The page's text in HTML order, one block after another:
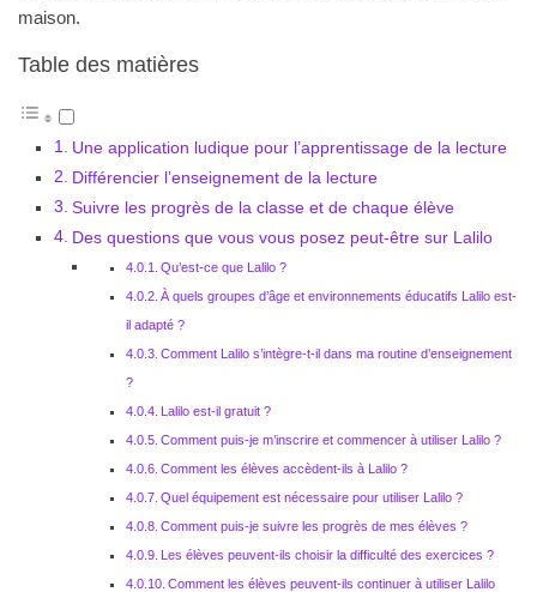
maison.
Table des matières
Une application ludique pour l’apprentissage de la lecture
Différencier l’enseignement de la lecture
Suivre les progrès de la classe et de chaque élève
Des questions que vous vous posez peut-être sur Lalilo
Qu’est-ce que Lalilo ?
À quels groupes d’âge et environnements éducatifs Lalilo est-
il adapté ?
Comment Lalilo s’intègre-t-il dans ma routine d’enseignement
?
Lalilo est-il gratuit ?
Comment puis-je m’inscrire et commencer à utiliser Lalilo ?
Comment les élèves accèdent-ils à Lalilo ?
Quel équipement est nécessaire pour utiliser Lalilo ?
Comment puis-je suivre les progrès de mes élèves ?
Les élèves peuvent-ils choisir la difficulté des exercices ?
Comment les élèves peuvent-ils continuer à utiliser Lalilo